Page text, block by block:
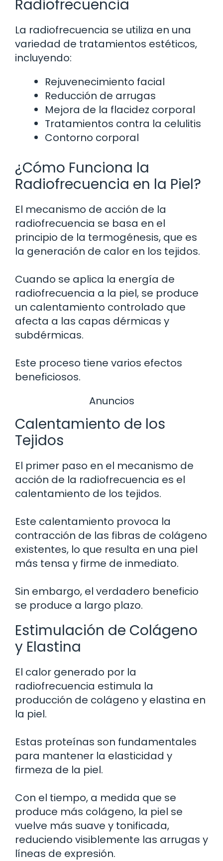
Radiofrecuencia
La radiofrecuencia se utiliza en una
variedad de tratamientos estéticos,
incluyendo:
Rejuvenecimiento facial
Reducción de arrugas
Mejora de la flacidez corporal
Tratamientos contra la celulitis
Contorno corporal
¿Cómo Funciona la
Radiofrecuencia en la Piel?
El mecanismo de acción de la
radiofrecuencia se basa en el
principio de la termogénesis, que es
la generación de calor en los tejidos.
Cuando se aplica la energía de
radiofrecuencia a la piel, se produce
un calentamiento controlado que
afecta a las capas dérmicas y
subdérmicas.
Este proceso tiene varios efectos
beneficiosos.
Anuncios
Calentamiento de los
Tejidos
El primer paso en el mecanismo de
acción de la radiofrecuencia es el
calentamiento de los tejidos.
Este calentamiento provoca la
contracción de las fibras de colágeno
existentes, lo que resulta en una piel
más tensa y firme de inmediato.
Sin embargo, el verdadero beneficio
se produce a largo plazo.
Estimulación de Colágeno
y Elastina
El calor generado por la
radiofrecuencia estimula la
producción de colágeno y elastina en
la piel.
Estas proteínas son fundamentales
para mantener la elasticidad y
firmeza de la piel.
Con el tiempo, a medida que se
produce más colágeno, la piel se
vuelve más suave y tonificada,
reduciendo visiblemente las arrugas y
líneas de expresión.